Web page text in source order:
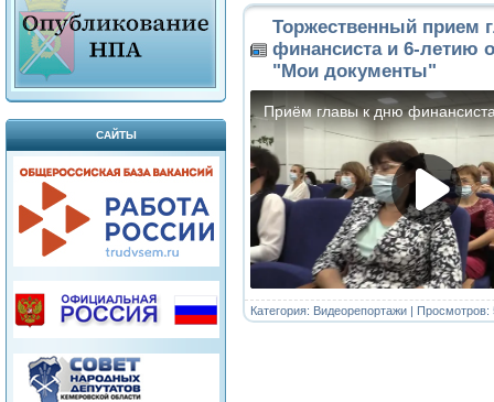
САЙТЫ
Торжественный прием
финансиста и 6-летию
"Мои документы"
Категория: Видеорепортажи | Просмотров: